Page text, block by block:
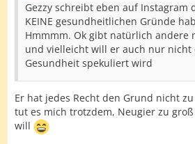
Gezzy schreibt eben auf Instagram
KEINE gesundheitlichen Gründe
Hmmmm. Ok gibt natürlich andere
und vielleicht will er auch nur nicht
Gesundheit spekuliert wird
Er hat jedes Recht den Grund nicht
tut es mich trotzdem, Neugier zu
will